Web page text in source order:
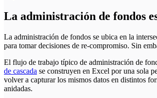
La administración de fondos
La administración de fondos se ubica en la
para tomar decisiones de re-compromiso. Sin
El flujo de trabajo típico de administración de
de cascada se construyen en Excel por una sola
volver a capturar los mismos datos en distintos
anidadas.